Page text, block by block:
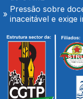
Pressão sobre
inaceitável e exige
Secretário-geral
da Casco Pet
Portaria de
Trabalho Vertical
FENPROF
pagamento